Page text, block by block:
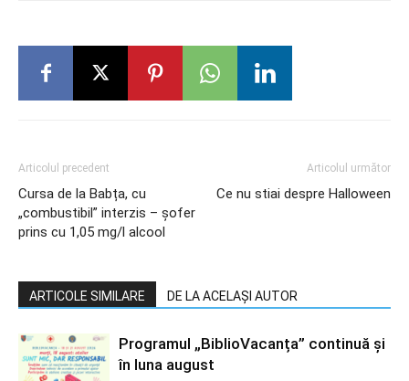
Articolul precedent
Cursa de la Babța, cu
„combustibil” interzis – șofer
prins cu 1,05 mg/l alcool
Articolul următor
Ce nu stiai despre Halloween
ARTICOLE SIMILARE DE LA ACELAȘI AUTOR
Programul „BiblioVacanța” continuă și
în luna august